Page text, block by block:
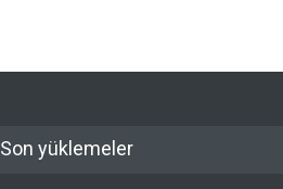
Son yüklemeler